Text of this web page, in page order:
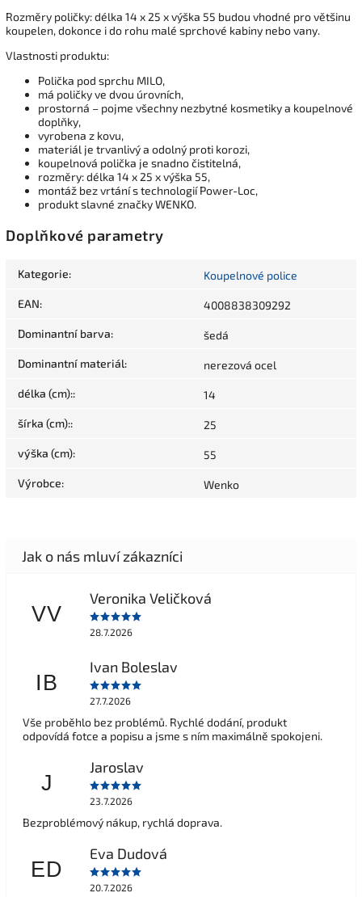
Rozměry poličky: délka 14 x 25 x výška 55 budou vhodné pro většinu
koupelen, dokonce i do rohu malé sprchové kabiny nebo vany.
Vlastnosti produktu:
Polička pod sprchu MILO,
má poličky ve dvou úrovních,
prostorná – pojme všechny nezbytné kosmetiky a koupelnové
doplňky,
vyrobena z kovu,
materiál je trvanlivý a odolný proti korozi,
koupelnová polička je snadno čistitelná,
rozměry: délka 14 x 25 x výška 55,
montáž bez vrtání s technologií Power-Loc,
produkt slavné značky WENKO.
Doplňkové parametry
Kategorie: Koupelnové police
EAN: 4008838309292
Dominantní barva: šedá
Dominantní materiál: nerezová ocel
délka (cm):: 14
šírka (cm):: 25
výška (cm): 55
Výrobce: Wenko
VV
Veronika Veličková
28.7.2026
IB
Ivan Boleslav
27.7.2026
Vše proběhlo bez problémů. Rychlé dodání, produkt
odpovídá fotce a popisu a jsme s ním maximálně spokojeni.
J
Jaroslav
23.7.2026
Bezproblémový nákup, rychlá doprava.
ED
Eva Dudová
20.7.2026